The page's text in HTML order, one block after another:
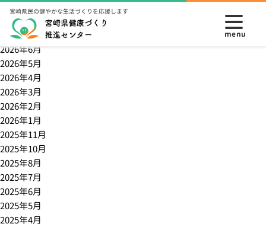
宮崎県民の健やかな生活づくりを応援します
アーカイブ
月別アーカイブ
2026年7月
2026年6月
2026年5月
2026年4月
2026年3月
2026年2月
2026年1月
2025年11月
2025年10月
2025年8月
2025年7月
2025年6月
2025年5月
2025年4月